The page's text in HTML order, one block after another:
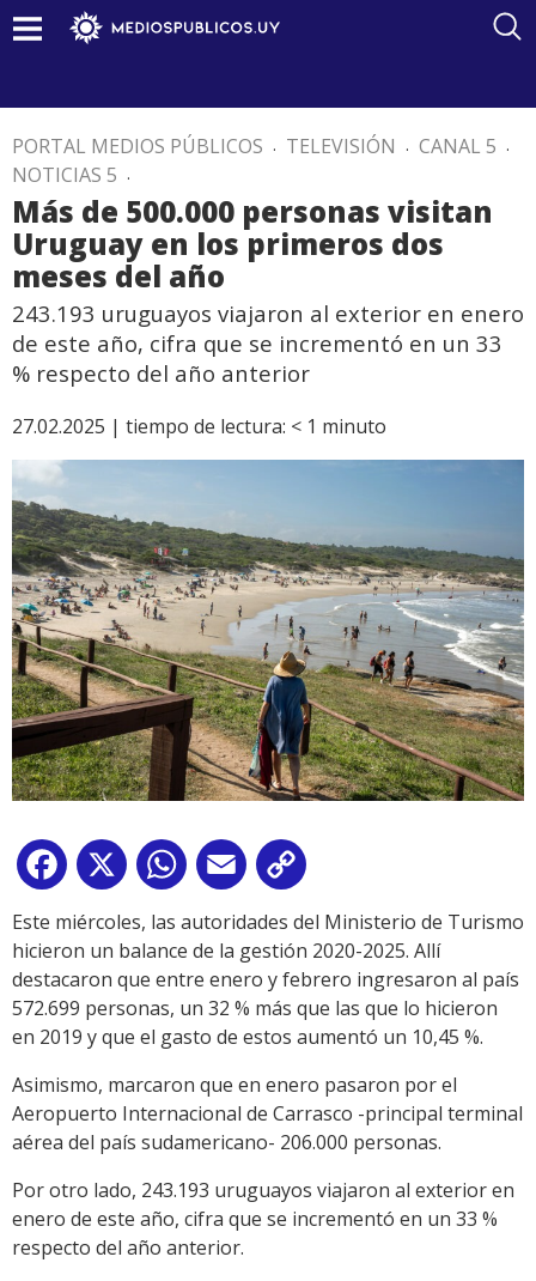
PORTAL MEDIOS PÚBLICOS . TELEVISIÓN . CANAL 5 .
NOTICIAS 5 .
Más de 500.000 personas visitan
Uruguay en los primeros dos
meses del año
243.193 uruguayos viajaron al exterior en enero
de este año, cifra que se incrementó en un 33
% respecto del año anterior
27.02.2025 | tiempo de lectura: < 1 minuto
Facebook
X WhatsApp
Email
Link
Este miércoles, las autoridades del Ministerio de Turismo
hicieron un balance de la gestión 2020-2025. Allí
destacaron que entre enero y febrero ingresaron al país
572.699 personas, un 32 % más que las que lo hicieron
en 2019 y que el gasto de estos aumentó un 10,45 %.
Asimismo, marcaron que en enero pasaron por el
Aeropuerto Internacional de Carrasco -principal terminal
aérea del país sudamericano- 206.000 personas.
Por otro lado, 243.193 uruguayos viajaron al exterior en
enero de este año, cifra que se incrementó en un 33 %
respecto del año anterior.